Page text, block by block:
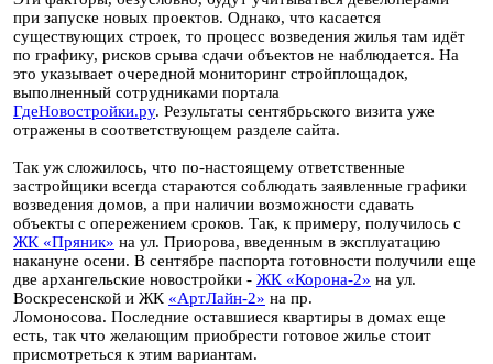
при запуске новых проектов. Однако, что касается
существующих строек, то процесс возведения жилья там идёт
по графику, рисков срыва сдачи объектов не наблюдается. На
это указывает очередной мониторинг стройплощадок,
выполненный сотрудниками портала
ГдеНовостройки.ру. Результаты сентябрьского визита уже
отражены в соответствующем разделе сайта.
Так уж сложилось, что по-настоящему ответственные
застройщики всегда стараются соблюдать заявленные графики
возведения домов, а при наличии возможности сдавать
объекты с опережением сроков. Так, к примеру, получилось с
ЖК «Пряник» на ул. Приорова, введенным в эксплуатацию
накануне осени. В сентябре паспорта готовности получили еще
две архангельские новостройки - ЖК «Корона-2» на ул.
Воскресенской и ЖК «АртЛайн-2» на пр.
Ломоносова. Последние оставшиеся квартиры в домах еще
есть, так что желающим приобрести готовое жилье стоит
присмотреться к этим вариантам.